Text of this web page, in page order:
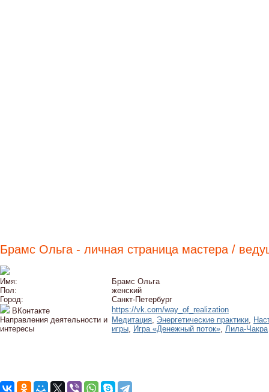
Брамс Ольга - личная страница мастера /
Имя:
Брамс Ольга
Пол:
женский
Город:
Санкт-Петербург
ВКонтакте
https://vk.com/way_of_realization
Направления деятельности и
интересы
Медитация Энергетические практики
игры Игра «Денежный поток» Лила-Чакра